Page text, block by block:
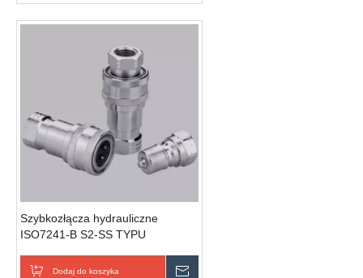
Szybkozłącza hydrauliczne
ISO7241-B S2-SS TYPU
Dodaj do koszyka